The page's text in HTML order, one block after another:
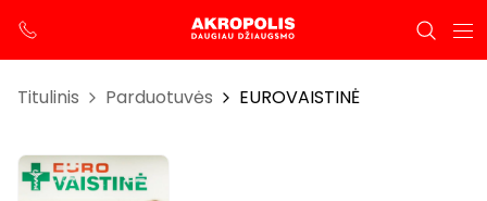
Titulinis Parduotuvės EUROVAISTINĖ